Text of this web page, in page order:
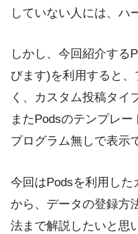
していない人には、ハ
しかし、今回紹介する
びます)を利用すると
く、カスタム投稿タイ
またPodsのテンプレ
プログラム無しで表示
今回はPodsを利用し
から、データの登録方
法まで解説したいと思